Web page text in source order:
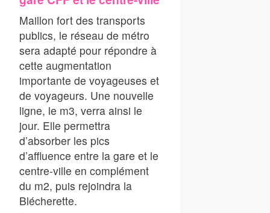
Maillon fort des transports
publics, le réseau de métro
sera adapté pour répondre à
cette augmentation
importante de voyageuses et
de voyageurs. Une nouvelle
ligne, le m3, verra ainsi le
jour. Elle permettra
d’absorber les pics
d’affluence entre la gare et le
centre-ville en complément
du m2, puis rejoindra la
Blécherette.